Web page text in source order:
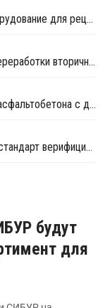
АВЕКС выводит на российский рынок оборудование для рециклинга Avian Machinery
Технониколь расширяет мощности для переработки вторичных пластмасс
Российские ученые разработали состав асфальтобетона с добавлением бутылочного пластика
Биржа для устойчивого развития: принят стандарт верифицированного ПЭТ
будут
для